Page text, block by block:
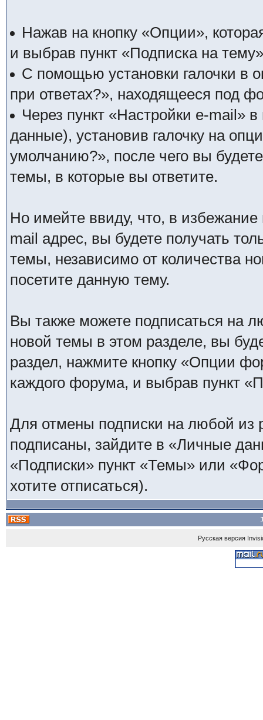
Нажав на кнопку «Опции»,
и выбрав пункт «Подписка на
С помощью установки галочки в
при ответах?», находящееся под
Через пункт «Настройки e-mail»
данные), установив галочку на
умолчанию?», после чего вы
темы, в которые вы ответите.
Но имейте ввиду, что, в
mail адрес, вы будете получать
темы, независимо от количества
посетите данную тему.
Вы также можете подписаться на
новой темы в этом разделе, вы
раздел, нажмите кнопку «Опции
каждого форума, и выбрав пункт
Для отмены подписки на любой из
подписаны, зайдите в «Личные
«Подписки» пункт «Темы» или
хотите отписаться).
Русская версия